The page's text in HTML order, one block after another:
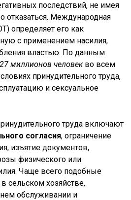
последствий, не имея
отказаться. Международная
определяет его как
с применением насилия,
властью. По данным
27 миллионов человекво всем
принудительного труда,
и сексуальное
труда включают
согласия, ограничение
изъятие документов,
физического или
Чаще всего подобные
сельском хозяйстве,
обслуживании и